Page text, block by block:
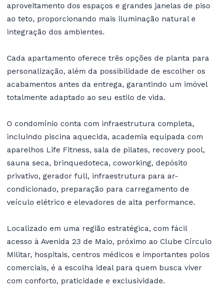
aproveitamento dos espaços e grandes janelas de piso
ao teto, proporcionando mais iluminação natural e
integração dos ambientes.
Cada apartamento oferece três opções de planta para
personalização, além da possibilidade de escolher os
acabamentos antes da entrega, garantindo um imóvel
totalmente adaptado ao seu estilo de vida.
O condomínio conta com infraestrutura completa,
incluindo piscina aquecida, academia equipada com
aparelhos Life Fitness, sala de pilates, recovery pool,
sauna seca, brinquedoteca, coworking, depósito
privativo, gerador full, infraestrutura para ar-
condicionado, preparação para carregamento de
veículo elétrico e elevadores de alta performance.
Localizado em uma região estratégica, com fácil
acesso à Avenida 23 de Maio, próximo ao Clube Círculo
Militar, hospitais, centros médicos e importantes polos
comerciais, é a escolha ideal para quem busca viver
com conforto, praticidade e exclusividade.